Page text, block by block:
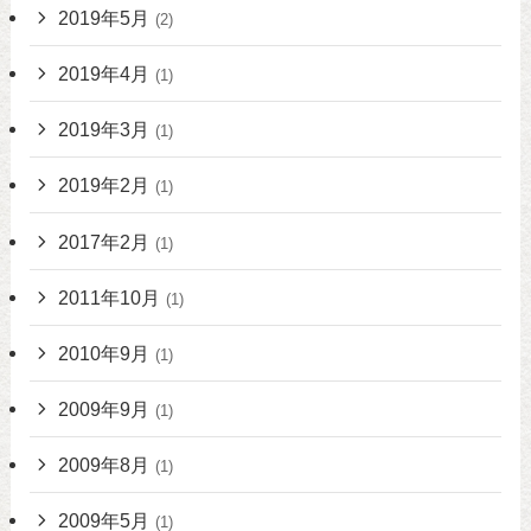
2019年5月 (2)
2019年4月 (1)
2019年3月 (1)
2019年2月 (1)
2017年2月 (1)
2011年10月 (1)
2010年9月 (1)
2009年9月 (1)
2009年8月 (1)
2009年5月 (1)